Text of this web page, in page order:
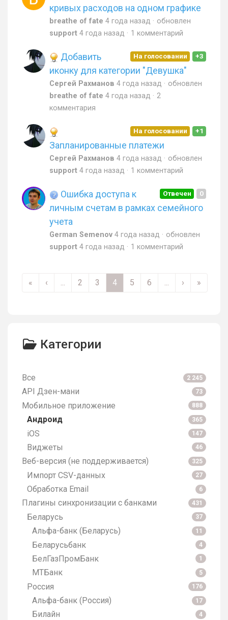
кривых расходов на одном графике
breathe of fate 4 года назад
обновлен
support 4 года назад 1 комментарий
+3
На голосовании
Добавить
иконку для категории "Девушка"
Сергей Рахманов 4 года назад
обновлен
breathe of fate 4 года назад
2
комментария
+1
На голосовании
Запланированные платежи
Сергей Рахманов 4 года назад
обновлен
support 4 года назад 1 комментарий
0
Отвечен
Ошибка доступа к
личным счетам в рамках семейного
учета
German Semenov 4 года назад
обновлен
support 4 года назад 1 комментарий
« ‹ ... 2 3 4 5 6 ... › »
Категории
Все 2 245
API Дзен-мани 73
Мобильное приложение 888
Андроид 365
iOS 147
Виджеты 46
Веб-версия (не поддерживается) 325
Импорт CSV-данных 27
Обработка Email 6
Плагины синхронизации с банками 431
Беларусь 37
Альфа-банк (Беларусь) 11
Беларусьбанк 4
БелГазПромБанк 1
МТБанк 5
Россия 176
Альфа-банк (Россия) 17
Билайн 4